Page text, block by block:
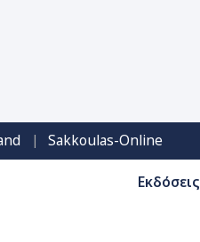
| Sakkoulas-Online
Εκδόσεις